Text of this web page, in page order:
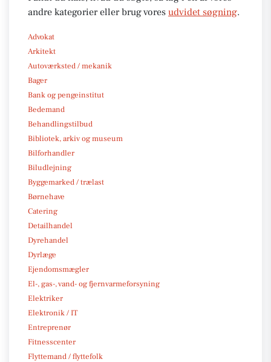
andre kategorier eller brug vores udvidet søgning.
Advokat
Arkitekt
Autoværksted / mekanik
Bager
Bank og pengeinstitut
Bedemand
Behandlingstilbud
Bibliotek, arkiv og museum
Bilforhandler
Biludlejning
Byggemarked / trælast
Børnehave
Catering
Detailhandel
Dyrehandel
Dyrlæge
Ejendomsmægler
El-, gas-, vand- og fjernvarmeforsyning
Elektriker
Elektronik / IT
Entreprenør
Fitnesscenter
Flyttemand / flyttefolk